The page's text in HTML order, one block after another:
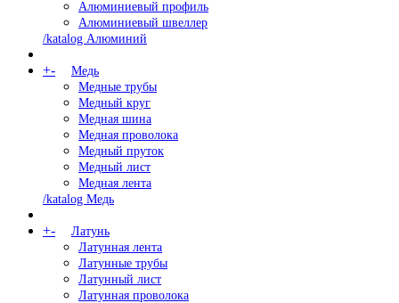
Алюминиевый профиль
Алюминиевый швеллер
/katalog Алюминий
+-
Медь
Медные трубы
Медный круг
Медная шина
Медная проволока
Медный пруток
Медный лист
Медная лента
/katalog Медь
+-
Латунь
Латунная лента
Латунные трубы
Латунный лист
Латунная проволока